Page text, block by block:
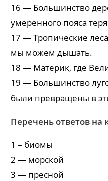
16 — Большинство
умеренного пояса
17 — Тропические
мы можем дышать.
18 — Материк, где
19 — Большинство
были превращены в
Перечень ответов на
1 – биомы
2 — морской
3 — пресной